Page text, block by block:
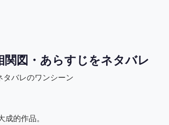
関図・あらすじをネタバレ
的作品。